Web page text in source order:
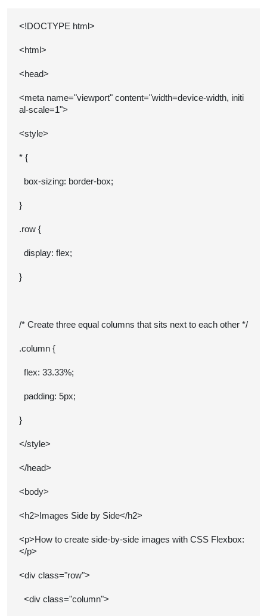
<!DOCTYPE html>
<html>
<head>
<meta name="viewport" content="width=device-width, initi
al-scale=1">
<style>
* {
box-sizing: border-box;
}
.row {
display: flex;
}
/* Create three equal columns that sits next to each other */
.column {
flex: 33.33%;
padding: 5px;
}
</style>
</head>
<body>
<h2>Images Side by Side</h2>
<p>How to create side-by-side images with CSS Flexbox:
</p>
<div class="row">
<div class="column">